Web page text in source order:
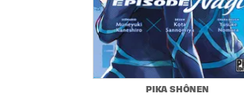
PIKA SHÔNEN